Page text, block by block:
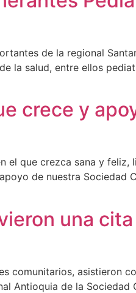
de la regional
la salud, entre ellos
crece y
el que crezca sana y feliz,
de nuestra Sociedad
una
comunitarios, asistieron
Antioquia de la Sociedad